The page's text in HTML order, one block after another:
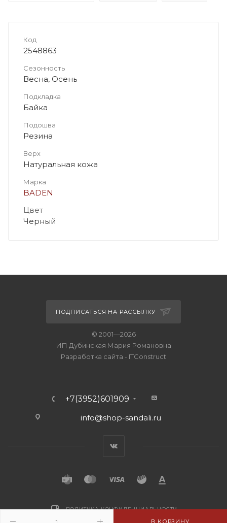
В КОРЗИНУ
Код
2548863
Сезонность
Весна, Осень
Подкладка
Байка
Подошва
Резина
Верх
Натуральная кожа
Марка
BADEN
Цвет
Черный
ПОДПИСАТЬСЯ НА РАССЫЛКУ
© 2001—2026
ИП Дубинская Мария Романовна
Разработка сайта - ITConstruct
+7(3952)601909
info@shop-sandali.ru
ПОЛИТИКА КОНФИДЕНЦИАЛЬНОСТИ